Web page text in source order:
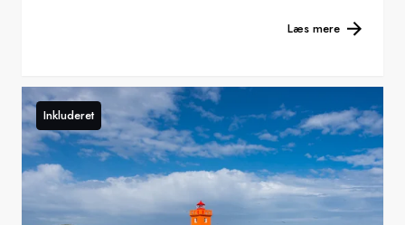
Læs mere
Inkluderet